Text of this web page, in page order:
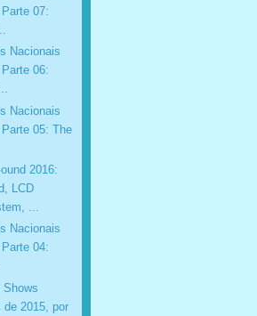
07:
Nacionais
06:
Nacionais
05: The
2016:
LCD
...
Nacionais
04:
Shows
de 2015, por